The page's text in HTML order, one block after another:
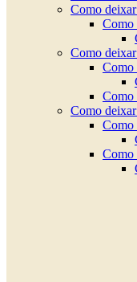
Como
Como
Como
Como
Como
Como
Como
Como